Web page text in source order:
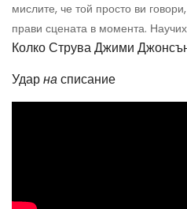
мислите, че той просто ви
прави сцената в момента.
Колко Струва Джими
Ударнасписание